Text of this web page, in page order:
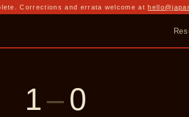
Corrections and errata welcome at
1–0